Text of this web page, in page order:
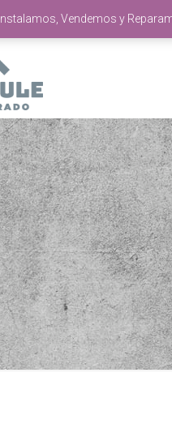
Instalamos, Vendemos y